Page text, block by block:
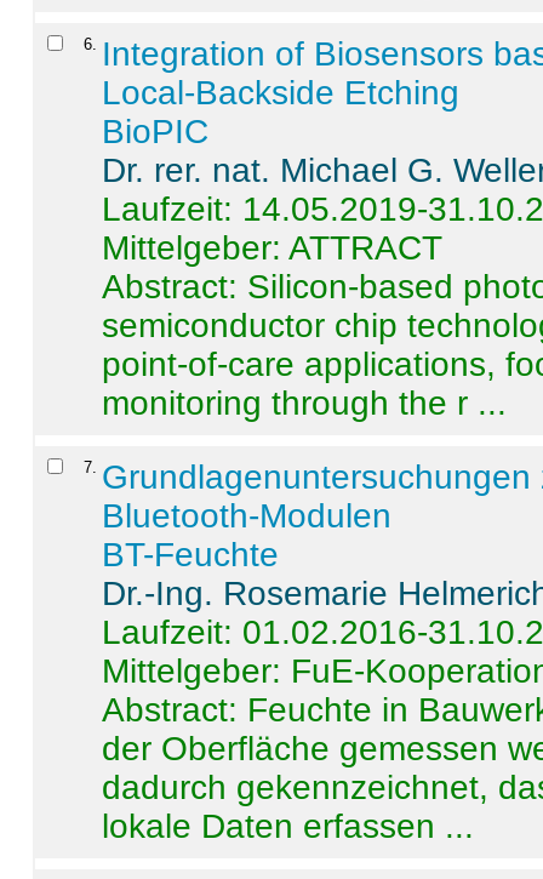
6
Integration of Biosensors
Local-Backside Etching
BioPIC
Dr. rer. nat. Michael G.
Laufzeit: 14.05.2019-
Mittelgeber: ATTRACT
Abstract: Silicon-based
semiconductor chip
point-of-care applications,
monitoring through the r ...
7
Bluetooth-Modulen
BT-Feuchte
Dr.-Ing. Rosemarie
Laufzeit: 01.02.2016-
Mittelgeber: FuE-
Abstract: Feuchte in
der Oberfläche gemessen
dadurch gekennzeichnet,
lokale Daten erfassen ...